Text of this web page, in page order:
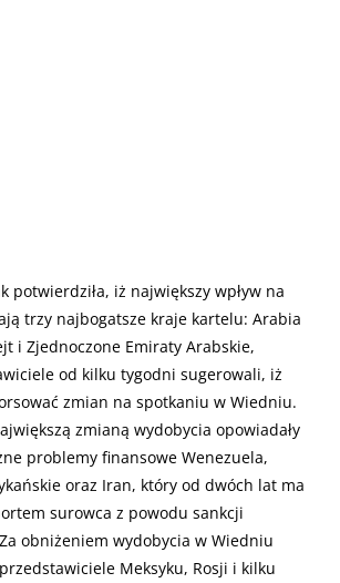
potwierdziła, iż największy wpływ na
trzy najbogatsze kraje kartelu: Arabia
i Zjednoczone Emiraty Arabskie,
od kilku tygodni sugerowali, iż
zmian na spotkaniu w Wiedniu.
zmianą wydobycia opowiadały
problemy finansowe Wenezuela,
oraz Iran, który od dwóch lat ma
surowca z powodu sankcji
obniżeniem wydobycia w Wiedniu
Meksyku, Rosji i kilku